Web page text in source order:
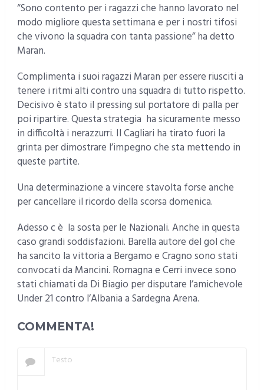
“Sono contento per i ragazzi che hanno lavorato nel
modo migliore questa settimana e per i nostri tifosi
che vivono la squadra con tanta passione” ha detto
Maran.
Complimenta i suoi ragazzi Maran per essere riusciti a
tenere i ritmi alti contro una squadra di tutto rispetto.
Decisivo è stato il pressing sul portatore di palla per
poi ripartire. Questa strategia ha sicuramente messo
in difficoltà i nerazzurri. Il Cagliari ha tirato fuori la
grinta per dimostrare l’impegno che sta mettendo in
queste partite.
Una determinazione a vincere stavolta forse anche
per cancellare il ricordo della scorsa domenica.
Adesso c è la sosta per le Nazionali. Anche in questa
caso grandi soddisfazioni. Barella autore del gol che
ha sancito la vittoria a Bergamo e Cragno sono stati
convocati da Mancini. Romagna e Cerri invece sono
stati chiamati da Di Biagio per disputare l’amichevole
Under 21 contro l’Albania a Sardegna Arena.
COMMENTA!